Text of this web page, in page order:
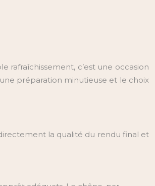
rafraîchissement, c’est une occasion
préparation minutieuse et le choix
la qualité du rendu final et